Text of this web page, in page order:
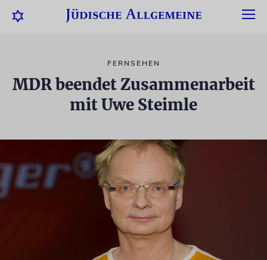
FERNSEHEN
MDR beendet Zusammenarbeit
mit Uwe Steimle